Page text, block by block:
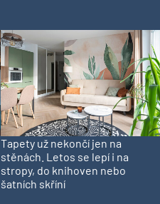
Tapety už nekončí jen na
stěnách. Letos se lepí i na
stropy, do knihoven nebo
šatních skříní